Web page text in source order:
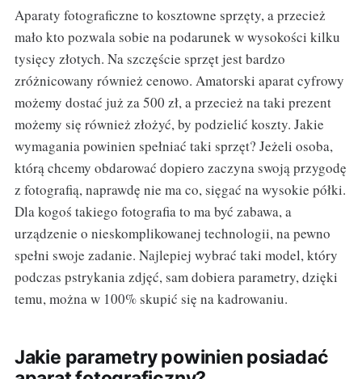
Aparaty fotograficzne to kosztowne sprzęty, a przecież
mało kto pozwala sobie na podarunek w wysokości kilku
tysięcy złotych. Na szczęście sprzęt jest bardzo
zróżnicowany również cenowo. Amatorski aparat cyfrowy
możemy dostać już za 500 zł, a przecież na taki prezent
możemy się również złożyć, by podzielić koszty. Jakie
wymagania powinien spełniać taki sprzęt? Jeżeli osoba,
którą chcemy obdarować dopiero zaczyna swoją przygodę
z fotografią, naprawdę nie ma co, sięgać na wysokie półki.
Dla kogoś takiego fotografia to ma być zabawa, a
urządzenie o nieskomplikowanej technologii, na pewno
spełni swoje zadanie. Najlepiej wybrać taki model, który
podczas pstrykania zdjęć, sam dobiera parametry, dzięki
temu, można w 100% skupić się na kadrowaniu.
Jakie parametry powinien posiadać